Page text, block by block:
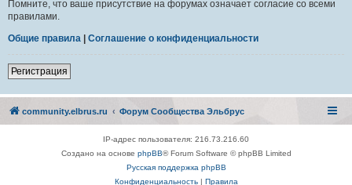
Помните, что ваше присутствие на форумах означает согласие со всеми
правилами.
Общие правила | Соглашение о конфиденциальности
Регистрация
community.elbrus.ru Форум Сообщества Эльбрус
IP-адрес пользователя: 216.73.216.60
Создано на основе phpBB® Forum Software © phpBB Limited
Русская поддержка phpBB
Конфиденциальность| Правила